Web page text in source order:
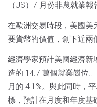
（US）7 月份非農就業報
在歐洲交易時段，美國美
要貨幣的價值，創下近兩
經濟學家預計美國經濟新
造的 14.7 萬個就業崗位
月的 4.1%。與此同時，
標，預計在月度和年度基